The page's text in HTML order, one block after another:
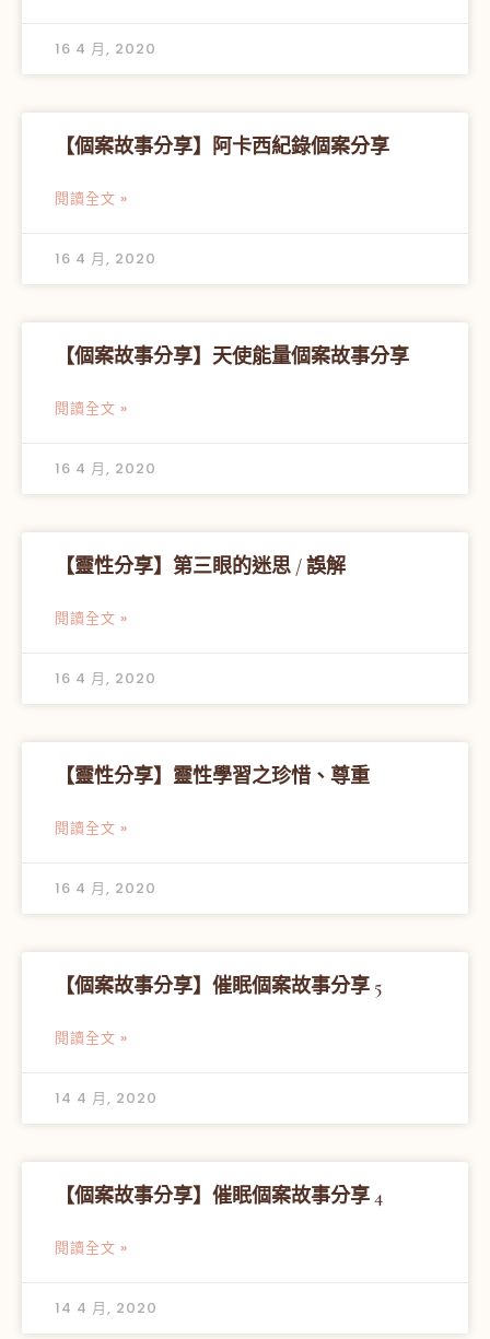
16 4 月, 2020
【個案故事分享】阿卡西紀錄個案分享
閱讀全文 »
16 4 月, 2020
【個案故事分享】天使能量個案故事分享
閱讀全文 »
16 4 月, 2020
【靈性分享】第三眼的迷思 / 誤解
閱讀全文 »
16 4 月, 2020
【靈性分享】靈性學習之珍惜、尊重
閱讀全文 »
16 4 月, 2020
【個案故事分享】催眠個案故事分享 5
閱讀全文 »
14 4 月, 2020
【個案故事分享】催眠個案故事分享 4
閱讀全文 »
14 4 月, 2020